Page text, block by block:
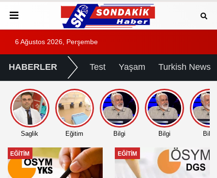
6 Ağustos 2026, Perşembe
HABERLER Test Yaşam Turkish News
Saglik Eğitim Bilgi Bilgi Bilgi
EĞITIM EĞITIM